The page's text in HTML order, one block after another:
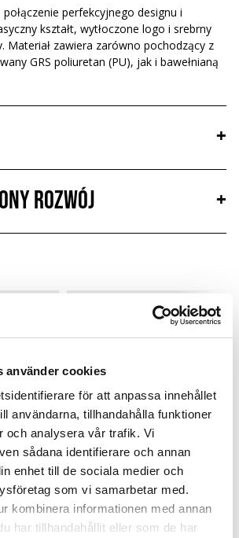
använder cookies
för att anpassa innehållet
användarna, tillhandahålla funktioner
och analysera vår trafik. Vi
sådana identifierare och annan
enhet till de sociala medier och
som vi samarbetar med.
kombinera informationen med annan
har tillhandahållit eller som de har
perfekcyjnego designu i
kształt, wytłoczone logo i srebrny
Materiał zawiera zarówno pochodzący z
GRS poliuretan (PU), jak i bawełnianą
+
rozwój
+
Silicone Case
Chocolate